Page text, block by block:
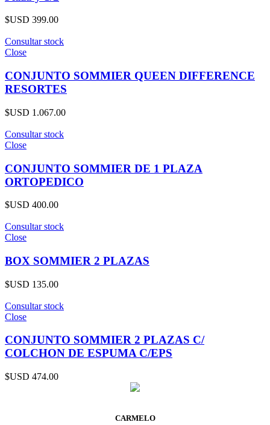
$USD 399.00
Consultar stock
Close
CONJUNTO SOMMIER QUEEN DIFFERENCE
RESORTES
$USD 1.067.00
Consultar stock
Close
CONJUNTO SOMMIER DE 1 PLAZA
ORTOPEDICO
$USD 400.00
Consultar stock
Close
BOX SOMMIER 2 PLAZAS
$USD 135.00
Consultar stock
Close
CONJUNTO SOMMIER 2 PLAZAS C/
COLCHON DE ESPUMA C/EPS
$USD 474.00
CARMELO